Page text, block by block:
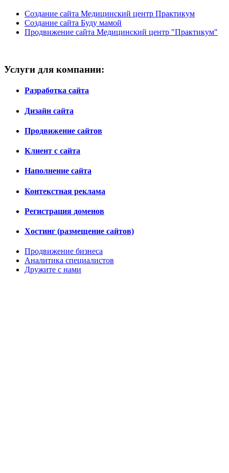
Создание сайта Медицинский центр Практикум
Создание сайта Буду мамой
Продвижение сайта Медицинский центр "Практикум"
Услуги для компании:
Разработка сайта
Дизайн сайта
Продвижение сайтов
Клиент с сайта
Наполнение сайта
Контекстная реклама
Регистрация доменов
Хостинг (размещение сайтов)
Продвижение бизнеса
Аналитика специалистов
Дружите с нами